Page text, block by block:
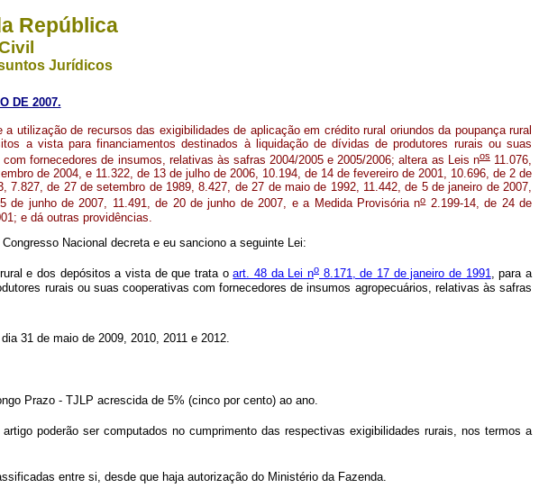
República
Jurídicos
DE 2007.
a utilização de recursos das exigibilidades de aplicação em crédito rural oriundos da poupança rural
a vista para financiamentos destinados à liquidação de dívidas de produtores rurais ou suas
com fornecedores de insumos, relativas às safras 2004/2005 e 2005/2006; altera as Leis nos11.076,
de 2004, e 11.322, de 13 de julho de 2006, 10.194, de 14 de fevereiro de 2001, 10.696, de 2 de
7.827, de 27 de setembro de 1989, 8.427, de 27 de maio de 1992, 11.442, de 5 de janeiro de 2007,
de junho de 2007, 11.491, de 20 de junho de 2007, e a Medida Provisória no2.199-14, de 24 de
e dá outras providências.
Nacional decreta e eu sanciono a seguinte Lei:
e dos depósitos a vista de que trata oart. 48 da Lei no 8.171, de 17 de janeiro de 1991, para a
rurais ou suas cooperativas com fornecedores de insumos agropecuários, relativas às safras
31 de maio de 2009, 2010, 2011 e 2012.
Prazo - TJLP acrescida de 5% (cinco por cento) ao ano.
artigo poderão ser computados no cumprimento das respectivas exigibilidades rurais, nos termos a
entre si, desde que haja autorização do Ministério da Fazenda.